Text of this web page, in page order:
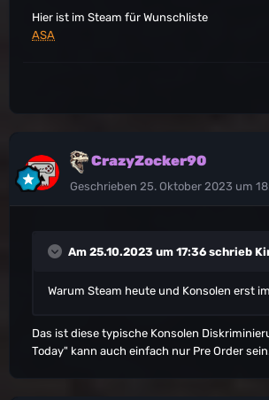
Hier ist im Steam für Wunschliste
ASA
CrazyZocker90
Geschrieben 25. Oktober 2023 um
Am 25.10.2023 um 17:36 schrieb
Warum Steam heute und Konsolen erst
Das ist diese typische Konsolen
Today" kann auch einfach nur Pre Order